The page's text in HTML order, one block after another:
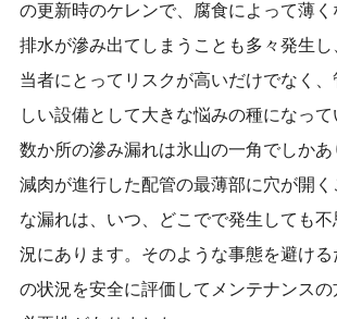
の更新時のケレンで、腐食によって薄く
排水が滲み出てしまうことも多々発生し
当者にとってリスクが高いだけでなく
しい設備として大きな悩みの種になって
数か所の滲み漏れは氷山の一角でしか
減肉が進行した配管の最薄部に穴が開く
な漏れは、いつ、どこでで発生しても
況にあります。そのような事態を避け
の状況を安全に評価してメンテナンスの